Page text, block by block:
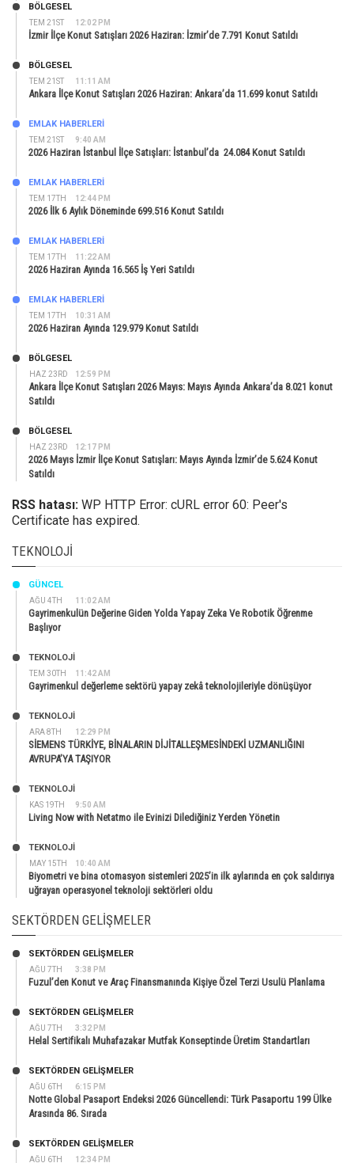
TEM 21ST 12:02 PM
BÖLGESEL
İzmir İlçe Konut Satışları 2026 Haziran: İzmir’de 7.791 Konut Satıldı
TEM 21ST 11:11 AM
BÖLGESEL
Ankara İlçe Konut Satışları 2026 Haziran: Ankara’da 11.699 konut Satıldı
TEM 21ST 9:40 AM
EMLAK HABERLERI
2026 Haziran İstanbul İlçe Satışları: İstanbul’da 24.084 Konut Satıldı
TEM 17TH 12:44 PM
EMLAK HABERLERI
2026 İlk 6 Aylık Döneminde 699.516 Konut Satıldı
TEM 17TH 11:22 AM
EMLAK HABERLERI
2026 Haziran Ayında 16.565 İş Yeri Satıldı
TEM 17TH 10:31 AM
EMLAK HABERLERI
2026 Haziran Ayında 129.979 Konut Satıldı
HAZ 23RD 12:59 PM
BÖLGESEL
Ankara İlçe Konut Satışları 2026 Mayıs: Mayıs Ayında Ankara’da 8.021 konut
Satıldı
HAZ 23RD 12:17 PM
BÖLGESEL
2026 Mayıs İzmir İlçe Konut Satışları: Mayıs Ayında İzmir’de 5.624 Konut
Satıldı
RSS hatası: WP HTTP Error: cURL error 60: Peer's
Certificate has expired.
TEKNOLOJI
AĞU 4TH 11:02 AM
GÜNCEL
Gayrimenkulün Değerine Giden Yolda Yapay Zeka Ve Robotik Öğrenme
Başlıyor
TEM 30TH 11:42 AM
TEKNOLOJİ
Gayrimenkul değerleme sektörü yapay zekâ teknolojileriyle dönüşüyor
ARA 8TH 12:29 PM
TEKNOLOJİ
SİEMENS TÜRKİYE, BİNALARIN DİJİTALLEŞMESİNDEKİ UZMANLIĞINI
AVRUPA’YA TAŞIYOR
KAS 19TH 9:50 AM
TEKNOLOJİ
Living Now with Netatmo ile Evinizi Dilediğiniz Yerden Yönetin
MAY 15TH 10:40 AM
TEKNOLOJİ
Biyometri ve bina otomasyon sistemleri 2025’in ilk aylarında en çok saldırıya
uğrayan operasyonel teknoloji sektörleri oldu
SEKTÖRDEN GELIŞMELER
AĞU 7TH 3:38 PM
SEKTÖRDEN GELIŞMELER
Fuzul’den Konut ve Araç Finansmanında Kişiye Özel Terzi Usulü Planlama
AĞU 7TH 3:32 PM
SEKTÖRDEN GELIŞMELER
Helal Sertifikalı Muhafazakar Mutfak Konseptinde Üretim Standartları
AĞU 6TH 6:15 PM
SEKTÖRDEN GELIŞMELER
Notte Global Pasaport Endeksi 2026 Güncellendi: Türk Pasaportu 199 Ülke
Arasında 86. Sırada
AĞU 6TH 12:34 PM
SEKTÖRDEN GELIŞMELER